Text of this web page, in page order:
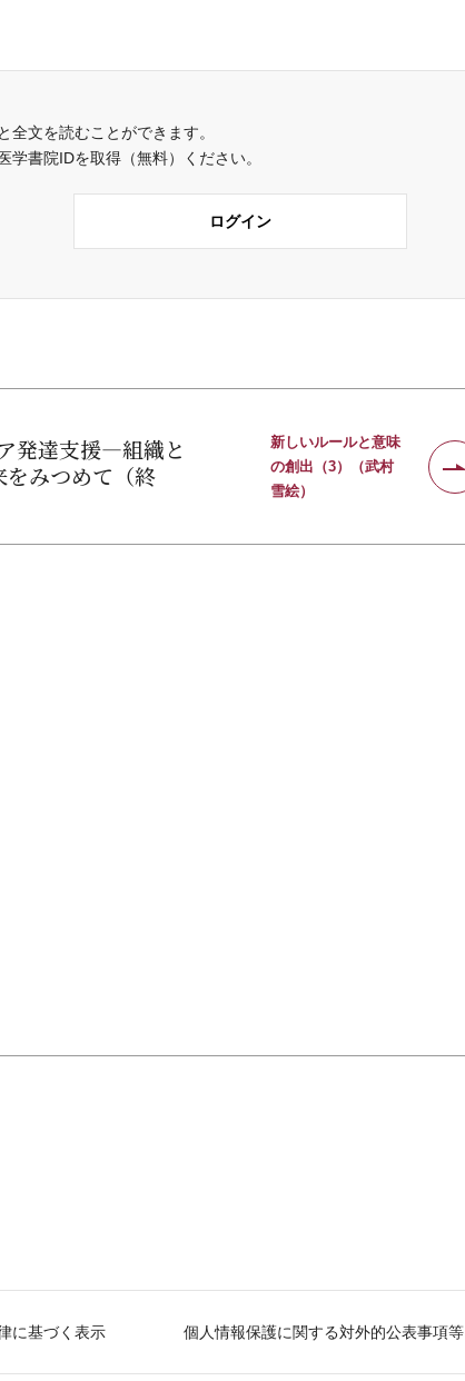
全文を読むことができます。
学書院IDを取得（無料）ください。
ログイン
発達支援―組織と
みつめて（終
新しいルールと意味
の創出（3）（武村
雪絵）
に基づく表示 個人情報保護に関する対外的公表事項等